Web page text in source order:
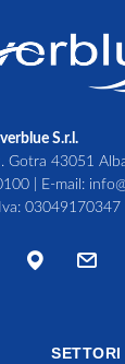
S.r.l.
Gotra 43051
| E-mail:
03049170347
SETTORI